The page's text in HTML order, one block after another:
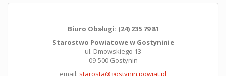
Biuro Obsługi: (24) 235 79 81
Starostwo Powiatowe w Gostyninie
ul. Dmowskiego 13
09-500 Gostynin
email: starosta@gostynin.powiat.pl